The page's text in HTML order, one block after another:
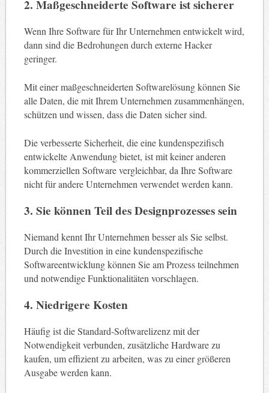
2. Maßgeschneiderte Software ist sicherer
Wenn Ihre Software für Ihr Unternehmen entwickelt wird,
dann sind die Bedrohungen durch externe Hacker
geringer.
Mit einer maßgeschneiderten Softwarelösung können Sie
alle Daten, die mit Ihrem Unternehmen zusammenhängen,
schützen und wissen, dass die Daten sicher sind.
Die verbesserte Sicherheit, die eine kundenspezifisch
entwickelte Anwendung bietet, ist mit keiner anderen
kommerziellen Software vergleichbar, da Ihre Software
nicht für andere Unternehmen verwendet werden kann.
3. Sie können Teil des Designprozesses sein
Niemand kennt Ihr Unternehmen besser als Sie selbst.
Durch die Investition in eine kundenspezifische
Softwareentwicklung können Sie am Prozess teilnehmen
und notwendige Funktionalitäten vorschlagen.
4. Niedrigere Kosten
Häufig ist die Standard-Softwarelizenz mit der
Notwendigkeit verbunden, zusätzliche Hardware zu
kaufen, um effizient zu arbeiten, was zu einer größeren
Ausgabe werden kann.